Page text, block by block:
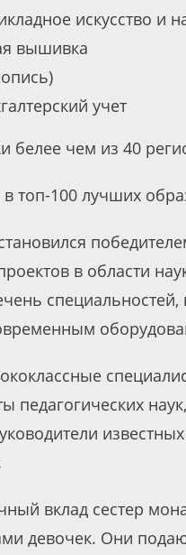
искусство
вышивка
учет
белее чем из 40
топ-100 лучших
в области
педагогических
вклад сестер
девочек. Они